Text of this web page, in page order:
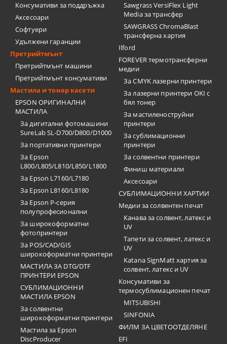
Консумативи за поддръжка
Аксесоари
Софтуери
Удължени гаранции
Претрийтмънт
Претрийтмънт машини
Претрийтмънт консумативи
Мастила и тонер касети
EPSON ОРИГИНАЛНИ
МАСТИЛА
За дигитални фотомашини
SureLab SL-D700/D800/D1000
За портативни принтери
За Epson
L800/L805/L810/L850/L1800
За Epson L7160/L7180
За Epson L8160/L8180
За Epson P-серия
полупрофесионални
За широкоформатни
фотопринтери
За POS/CAD/GIS
широкоформатни принтери
МАСТИЛА ЗА DTG/DTF
ПРИНТЕРИ EPSON
СУБЛИМАЦИОННИ
МАСТИЛА EPSON
За солвентни
широкоформатни принтери
Мастила за Epson
DiscProducer
Sawgrass VersiFlex Light
Media за трансфер
SAWGRASS ChromaBlast
трансферна хартия
Ilford
FOREVER термотрансферни
медии
За CMYK лазерни принтери
За лазерни принтери OKI с
бял тонер
За мастиленоструйни
принтери
За сублимационни
принтери
За солвентни принтери
Финиш материали
Аксесоари
СУБЛИМАЦИОННИ ХАРТИИ
Медии за солвентен печат
Канава за солвент, латекс и
UV
Тапети за солвент, латекс и
UV
Katana SignMatt хартия за
солвент, латекс и UV
Консумативи за
термосублимационен печат
MITSUBISHI
SINFONIA
ФИЛМ ЗА ЦВЕТООТДЕЛЯНЕ
EFI